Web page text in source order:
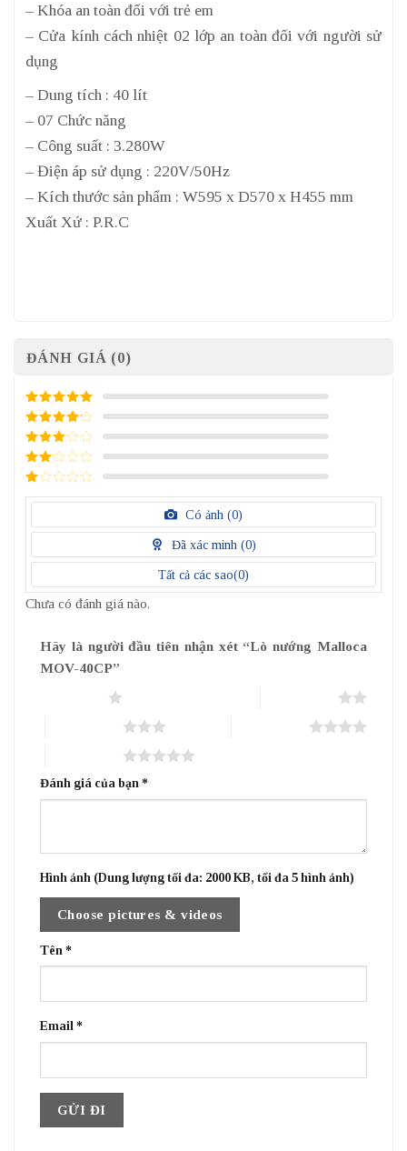
– Khóa an toàn đối với trẻ em
– Cửa kính cách nhiệt 02 lớp an toàn đối với người sử
dụng
– Dung tích : 40 lít
– 07 Chức năng
– Công suất : 3.280W
– Điện áp sử dụng : 220V/50Hz
– Kích thước sản phẩm : W595 x D570 x H455 mm
Xuất Xứ : P.R.C
ĐÁNH GIÁ (0)
5/ 5 điểm
4/ 5
điểm
3/ 5
điểm
2/
điểm
1
điểm
Có ảnh (0)
Đã xác minh (0)
Tất cả các sao(0)
Chưa có đánh giá nào.
Hãy là người đầu tiên nhận xét “Lò nướng Malloca
MOV-40CP”
Đánh giá của bạn *
Hình ảnh (Dung lượng tối đa: 2000 KB, tối đa 5 hình ảnh)
Choose pictures & videos
Tên *
Email *